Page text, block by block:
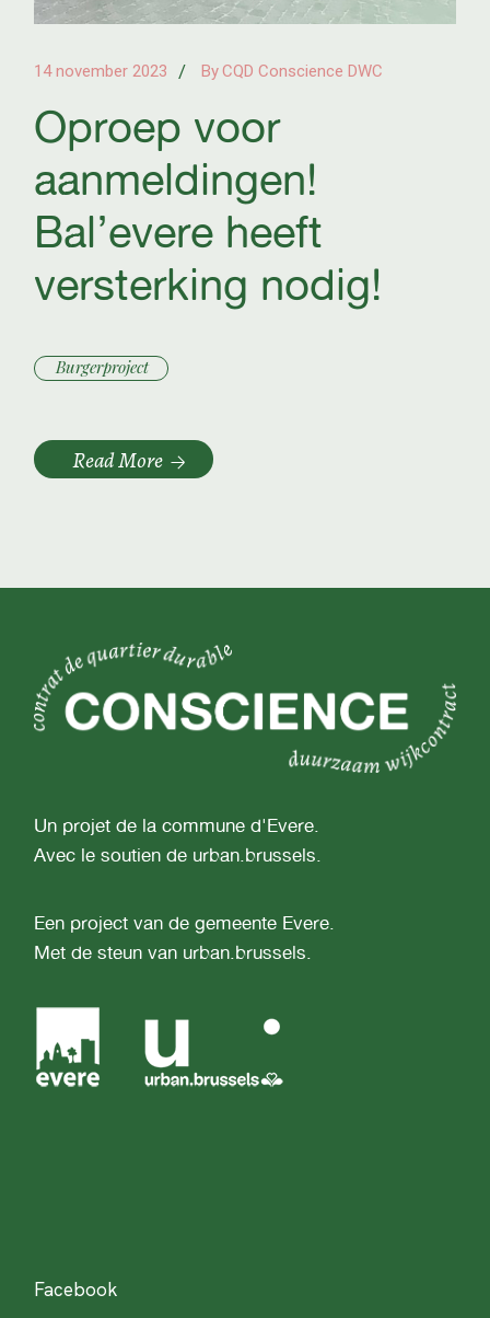
14 november 2023 ByCQD Conscience DWC
Oproep voor
aanmeldingen!
Bal’evere heeft
versterking nodig!
Burgerproject
Read More
Un projet de la commune d'Evere.
Avec le soutien de urban.brussels.
Een project van de gemeente Evere.
Met de steun van urban.brussels.
Facebook